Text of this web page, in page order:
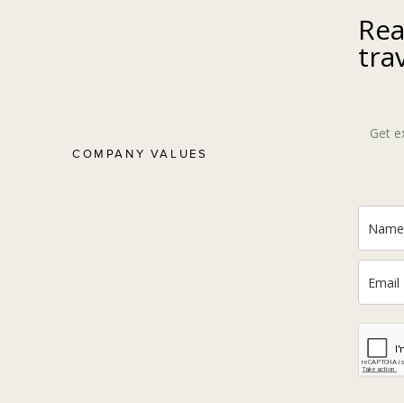
COMPANY VALUES
Get